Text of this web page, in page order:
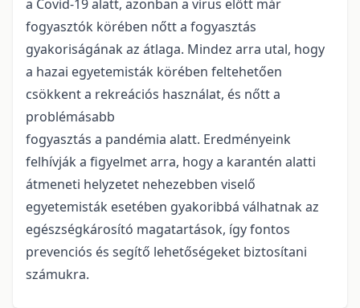
a Covid-19 alatt, azonban a vírus előtt már
fogyasztók körében nőtt a fogyasztás
gyakoriságának az átlaga. Mindez arra utal, hogy
a hazai egyetemisták körében feltehetően
csökkent a rekreációs használat, és nőtt a
problémásabb
fogyasztás a pandémia alatt. Eredményeink
felhívják a figyelmet arra, hogy a karantén alatti
átmeneti helyzetet nehezebben viselő
egyetemisták esetében gyakoribbá válhatnak az
egészségkárosító magatartások, így fontos
prevenciós és segítő lehetőségeket biztosítani
számukra.